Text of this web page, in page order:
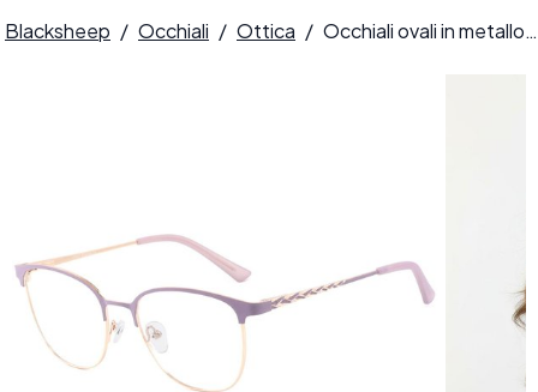
Blacksheep / Occhiali / Ottica / Occhiali ovali in metallo viola #BS2425-0459